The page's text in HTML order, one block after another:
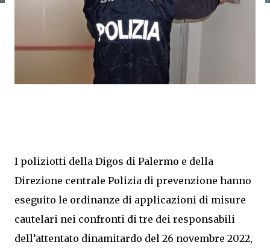
I poliziotti della Digos di Palermo e della
Direzione centrale Polizia di prevenzione hanno
eseguito le ordinanze di applicazioni di misure
cautelari nei confronti di tre dei responsabili
dell’attentato dinamitardo del 26 novembre 2022,